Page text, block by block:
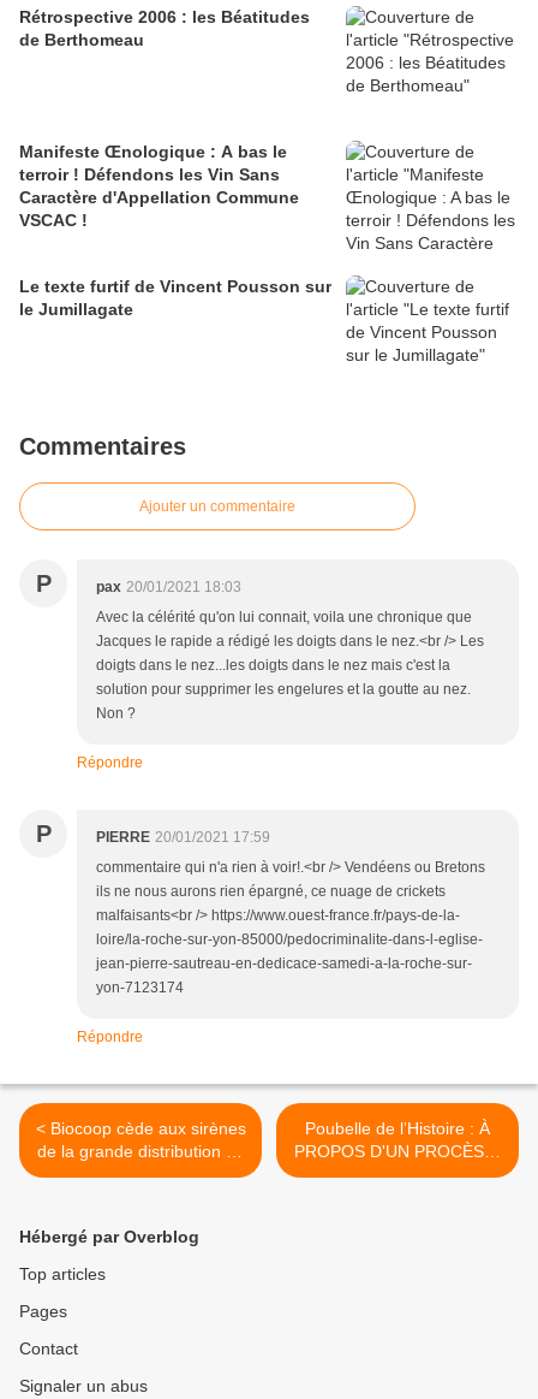
Rétrospective 2006 : les Béatitudes
de Berthomeau
Manifeste Œnologique : A bas le
terroir ! Défendons les Vin Sans
Caractère d'Appellation Commune
VSCAC !
Le texte furtif de Vincent Pousson sur
le Jumillagate
Commentaires
Ajouter un commentaire
P pax 20/01/2021 18:03
Avec la célérité qu'on lui connait, voila une chronique que
Jacques le rapide a rédigé les doigts dans le nez.<br /> Les
doigts dans le nez...les doigts dans le nez mais c'est la
solution pour supprimer les engelures et la goutte au nez.
Non ?
Répondre
P PIERRE 20/01/2021 17:59
commentaire qui n'a rien à voir!.<br /> Vendéens ou Bretons
ils ne nous aurons rien épargné, ce nuage de crickets
malfaisants<br /> https://www.ouest-france.fr/pays-de-la-
loire/la-roche-sur-yon-85000/pedocriminalite-dans-l-eglise-
jean-pierre-sautreau-en-dedicace-samedi-a-la-roche-sur-
yon-7123174
Répondre
< Biocoop cède aux sirènes
de la grande distribution en
important ses méthodes en
Poubelle de l’Histoire : À
PROPOS D'UN PROCÈS le
26 janvier 1977 Le Monde
Hébergé par Overblog
Top articles
Pages
Contact
Signaler un abus